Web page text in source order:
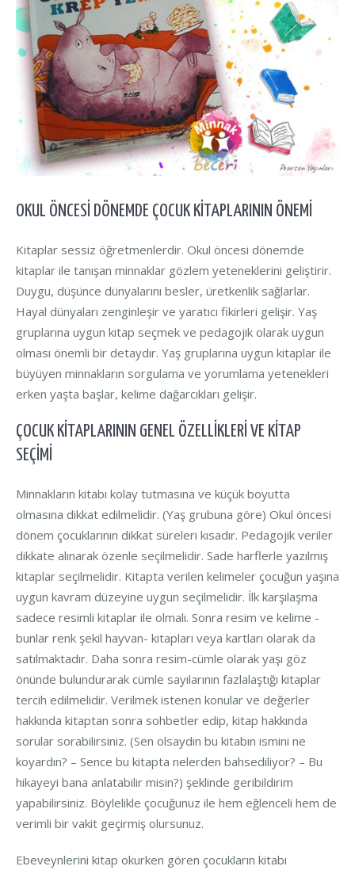
OKUL ÖNCESI DÖNEMDE ÇOCUK KITAPLARININ ÖNEMI
Kitaplar sessiz öğretmenlerdir. Okul öncesi dönemde
kitaplar ile tanışan minnaklar gözlem yeteneklerini geliştirir.
Duygu, düşünce dünyalarını besler, üretkenlik sağlarlar.
Hayal dünyaları zenginleşir ve yaratıcı fikirleri gelişir. Yaş
gruplarına uygun kitap seçmek ve pedagojik olarak uygun
olması önemli bir detaydır. Yaş gruplarına uygun kitaplar ile
büyüyen minnakların sorgulama ve yorumlama yetenekleri
erken yaşta başlar, kelime dağarcıkları gelişir.
ÇOCUK KİTAPLARININ GENEL ÖZELLİKLERİ VE KITAP
SEÇIMI
Minnakların kitabı kolay tutmasına ve küçük boyutta
olmasına dikkat edilmelidir. (Yaş grubuna göre) Okul öncesi
dönem çocuklarının dikkat süreleri kısadır. Pedagojik veriler
dikkate alınarak özenle seçilmelidir. Sade harflerle yazılmış
kitaplar seçilmelidir. Kitapta verilen kelimeler çocuğun yaşına
uygun kavram düzeyine uygun seçilmelidir. İlk karşılaşma
sadece resimli kitaplar ile olmalı. Sonra resim ve kelime -
bunlar renk şekil hayvan- kitapları veya kartları olarak da
satılmaktadır. Daha sonra resim-cümle olarak yaşı göz
önünde bulundurarak cümle sayılarının fazlalaştığı kitaplar
tercih edilmelidir. Verilmek istenen konular ve değerler
hakkında kitaptan sonra sohbetler edip, kitap hakkında
sorular sorabilirsiniz. (Sen olsaydın bu kitabın ismini ne
koyardın? – Sence bu kitapta nelerden bahsediliyor? – Bu
hikayeyi bana anlatabilir misin?) şeklinde geribildirim
yapabilirsiniz. Böylelikle çocuğunuz ile hem eğlenceli hem de
verimli bir vakit geçirmiş olursunuz.
Ebeveynlerini kitap okurken gören çocukların kitabı